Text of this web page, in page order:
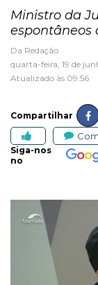
Ministro da
espontâneos
Da Redação
quarta-feira, 19 de
Atualizado às 09:56
Compartilhar
Siga-nos
no